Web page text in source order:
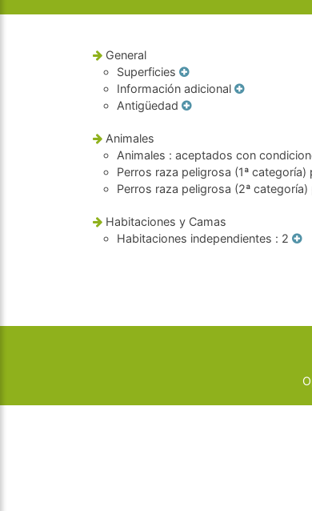
General
Superficies
Información adicional
Antigüedad
Animales
Animales : aceptados con
Perros raza peligrosa (1ª
Perros raza peligrosa (2ª
Habitaciones y Camas
Habitaciones independientes : 2